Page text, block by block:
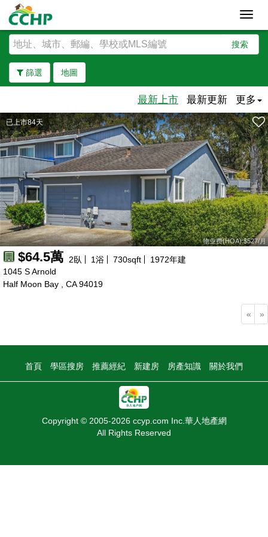
搜索
篩選 地圖
去除邊界
最新上市 最新更新 更多
已上市84天
物业费(HOA):$527/月
$64.5萬 2臥 1浴 730sqft 1972年建
1045 S Arnold
Half Moon Bay , CA 94019
« »
首頁 學區搜房 推薦經紀 新建房 房產知識 關於我們
Copyright © 2005-2026 ccyp.com Inc.華人地產網
All Rights Reserved